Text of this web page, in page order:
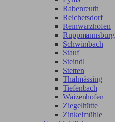
Rabenreuth
Reichersdorf
Reinwarzhofen
Ruppmannsburg
Schwimbach
Stauf
Steindl
Stetten
Thalmässing
Tiefenbach
Waizenhofen
Ziegelhütte
Zinkelmühle